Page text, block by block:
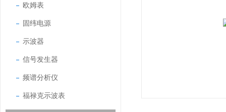
欧姆表
固纬电源
示波器
信号发生器
频谱分析仪
福禄克示波表